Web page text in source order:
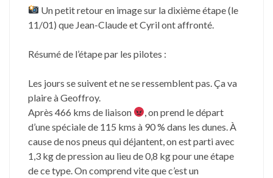
Un petit retour en image sur la dixième étape (le
11/01) que Jean-Claude et Cyril ont affronté.
Résumé de l’étape par les pilotes :
Les jours se suivent et ne se ressemblent pas. Ça va
plaire à Geoffroy.
Après 466 kms de liaison
, on prend le départ
d’une spéciale de 115 kms à 90 % dans les dunes. À
cause de nos pneus qui déjantent, on est parti avec
1,3 kg de pression au lieu de 0,8 kg pour une étape
de ce type. On comprend vite que c’est un